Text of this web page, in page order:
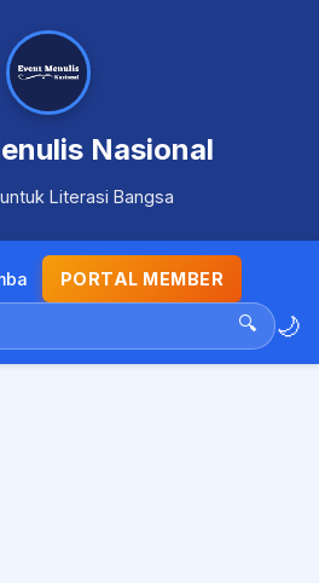
Nasional
Literasi Bangsa
PORTAL MEMBER
🔍 🌙